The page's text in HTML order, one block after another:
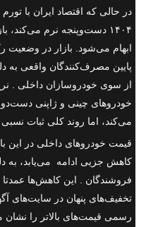
۱۴۰۴ دست‌وپنجه نرم می‌کند،
ابهام می‌شود. بازار در وضعیت
پایین مصرف‌کنندگان واقعی به
از سوی خودروسازان داخلی . نرخ
خودروهای چینی و ژاپنی
می‌کند، اما روند کلی ثبات نسبی
قیمت خودروهای داخلی در این بازه
کاهش جزیی ادامه می‌یابد، به
فروشندگان . این کاهش‌ها عمدتا
تخفیف‌های پنهان در سایت‌های
رسمی قیمت‌های بالاتر را نشان